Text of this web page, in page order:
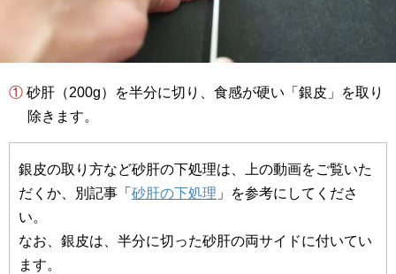
① 砂肝（200g）を半分に切り、食感が硬い「銀皮」を取り
除きます。
銀皮の取り方など砂肝の下処理は、上の動画をご覧いた
だくか、別記事「 砂肝の下処理 」を参考にしてくださ
い。
なお、銀皮は、半分に切った砂肝の両サイドに付いてい
ます。